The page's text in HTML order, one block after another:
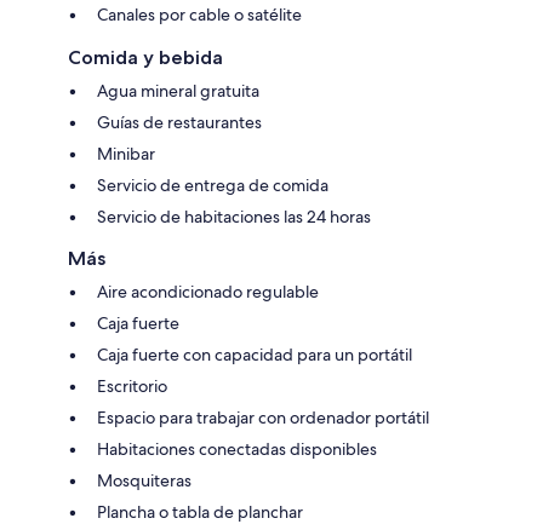
Canales por cable o satélite
Comida y bebida
Agua mineral gratuita
Guías de restaurantes
Minibar
Servicio de entrega de comida
Servicio de habitaciones las 24 horas
Más
Aire acondicionado regulable
Caja fuerte
Caja fuerte con capacidad para un portátil
Escritorio
Espacio para trabajar con ordenador portátil
Habitaciones conectadas disponibles
Mosquiteras
Plancha o tabla de planchar